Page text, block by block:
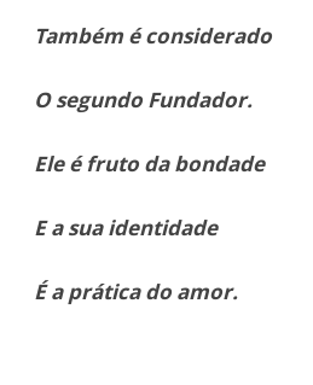
Também é considerado
O segundo Fundador.
Ele é fruto da bondade
E a sua identidade
É a prática do amor.